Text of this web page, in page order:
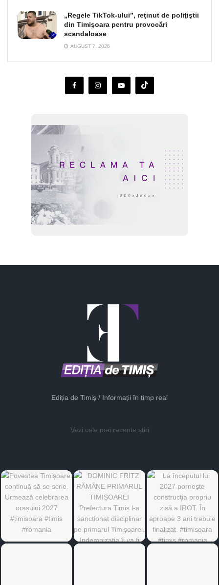
„Regele TikTok-ului”, reţinut de poliţiştii
din Timişoara pentru provocări
scandaloase
AUGUST 7, 2026
Ediția de Timiș / Informații în timp real
Vezi cele mai recente știri